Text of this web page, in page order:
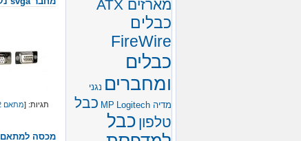
תגיות: [מתאם RS232
מכסה למתאם 9 פינים – 15 פינים בהלחמה
מארזים ATX
כבלים
FireWire
כבלים
ומחברים נגני
מדיה MP Logitech
כבל
טלפון כבל